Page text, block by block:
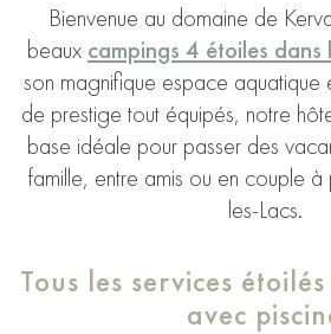
Bienvenue au domaine de
beaux campings 4 étoiles
son magnifique espace aquatique
de prestige tout équipés, notre
base idéale pour passer des
famille, entre amis ou en couple
les-Lacs.
Tous les services
avec